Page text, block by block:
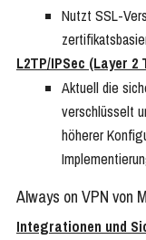
Nutzt SSL-
L2TP/IPSec (Layer
Aktuell die
verschlüsselt
höherer
Always on VPN von
Integrationen und